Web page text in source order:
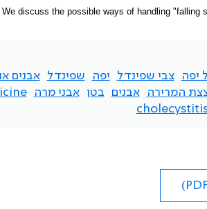
discuss the possible ways of handling "falling
יפה צבי שפינדל יפה שפינדל אבנים
המרירה אבנים בטן אבני מרה